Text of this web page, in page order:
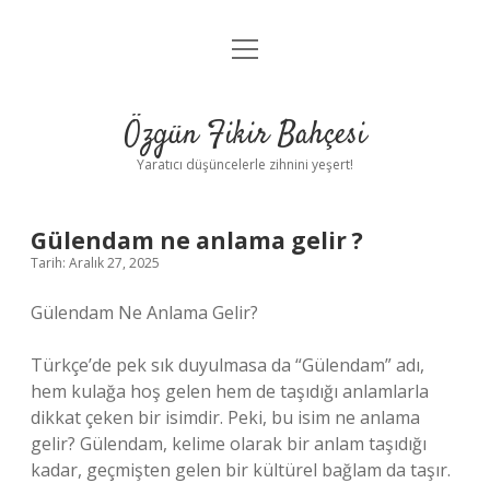
Anasayfa
Yasal Uyarı
menüyü
Özgün Fikir Bahçesi
Yaratıcı düşüncelerle zihnini yeşert!
Gülendam ne anlama gelir ?
Tarih: Aralık 27, 2025
Gülendam Ne Anlama Gelir?
Türkçe’de pek sık duyulmasa da “Gülendam” adı,
hem kulağa hoş gelen hem de taşıdığı anlamlarla
dikkat çeken bir isimdir. Peki, bu isim ne anlama
gelir? Gülendam, kelime olarak bir anlam taşıdığı
kadar, geçmişten gelen bir kültürel bağlam da taşır.